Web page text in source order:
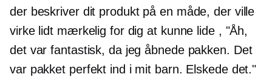
der beskriver dit produkt på en måde, der ville
virke lidt mærkelig for dig at kunne lide , "Åh,
det var fantastisk, da jeg åbnede pakken. Det
var pakket perfekt ind i mit barn. Elskede det."